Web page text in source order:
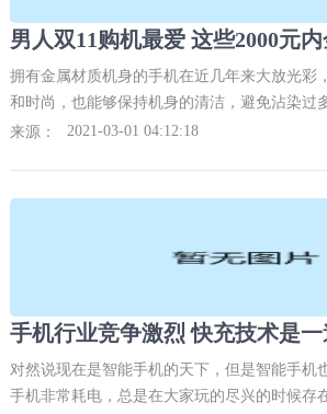
男人双11购机最爱 这些2000元
拥有金属材质机身的手机在近几年来大放光彩
和时尚，也能够保持机身的清洁，避免沾染过
是购机者的金属情怀了，特别是对于男性用户
来源： 2021-03-01 04:12:18
手机行业竞争激烈 快充技术是
对然说现在是智能手机的天下，但是智能手机
手机非常耗电，总是在大家玩的尽兴的时候存